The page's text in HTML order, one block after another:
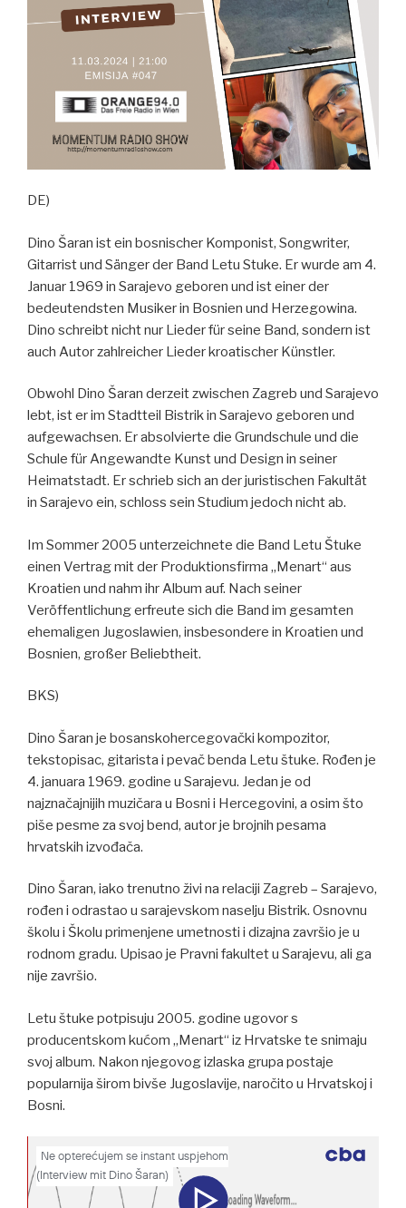
DE)
Dino Šaran ist ein bosnischer Komponist, Songwriter,
Gitarrist und Sänger der Band Letu Stuke. Er wurde am 4.
Januar 1969 in Sarajevo geboren und ist einer der
bedeutendsten Musiker in Bosnien und Herzegowina.
Dino schreibt nicht nur Lieder für seine Band, sondern ist
auch Autor zahlreicher Lieder kroatischer Künstler.
Obwohl Dino Šaran derzeit zwischen Zagreb und Sarajevo
lebt, ist er im Stadtteil Bistrik in Sarajevo geboren und
aufgewachsen. Er absolvierte die Grundschule und die
Schule für Angewandte Kunst und Design in seiner
Heimatstadt. Er schrieb sich an der juristischen Fakultät
in Sarajevo ein, schloss sein Studium jedoch nicht ab.
Im Sommer 2005 unterzeichnete die Band Letu Štuke
einen Vertrag mit der Produktionsfirma „Menart“ aus
Kroatien und nahm ihr Album auf. Nach seiner
Veröffentlichung erfreute sich die Band im gesamten
ehemaligen Jugoslawien, insbesondere in Kroatien und
Bosnien, großer Beliebtheit.
BKS)
Dino Šaran je bosanskohercegovački kompozitor,
tekstopisac, gitarista i pevač benda Letu štuke. Rođen je
4. januara 1969. godine u Sarajevu. Jedan je od
najznačajnijih muzičara u Bosni i Hercegovini, a osim što
piše pesme za svoj bend, autor je brojnih pesama
hrvatskih izvođača.
Dino Šaran, iako trenutno živi na relaciji Zagreb – Sarajevo,
rođen i odrastao u sarajevskom naselju Bistrik. Osnovnu
školu i Školu primenjene umetnosti i dizajna završio je u
rodnom gradu. Upisao je Pravni fakultet u Sarajevu, ali ga
nije završio.
Letu štuke potpisuju 2005. godine ugovor s
producentskom kućom „Menart“ iz Hrvatske te snimaju
svoj album. Nakon njegovog izlaska grupa postaje
popularnija širom bivše Jugoslavije, naročito u Hrvatskoj i
Bosni.